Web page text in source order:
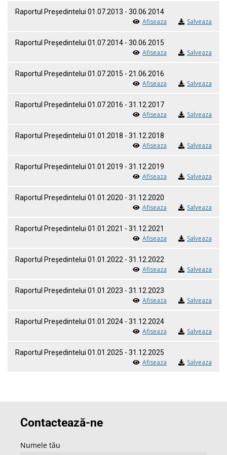
Raportul Președintelui 01.07.2013 - 30.06.2014
Afiseaza Salveaza
Raportul Președintelui 01.07.2014 - 30.06.2015
Afiseaza Salveaza
Raportul Președintelui 01.07.2015 - 21.06.2016
Afiseaza Salveaza
Raportul Președintelui 01.07.2016 - 31.12.2017
Afiseaza Salveaza
Raportul Președintelui 01.01.2018 - 31.12.2018
Afiseaza Salveaza
Raportul Președintelui 01.01.2019 - 31.12.2019
Afiseaza Salveaza
Raportul Președintelui 01.01.2020 - 31.12.2020
Afiseaza Salveaza
Raportul Președintelui 01.01.2021 - 31.12.2021
Afiseaza Salveaza
Raportul Președintelui 01.01.2022 - 31.12.2022
Afiseaza Salveaza
Raportul Președintelui 01.01.2023 - 31.12.2023
Afiseaza Salveaza
Raportul Președintelui 01.01.2024 - 31.12.2024
Afiseaza Salveaza
Raportul Președintelui 01.01.2025 - 31.12.2025
Afiseaza Salveaza